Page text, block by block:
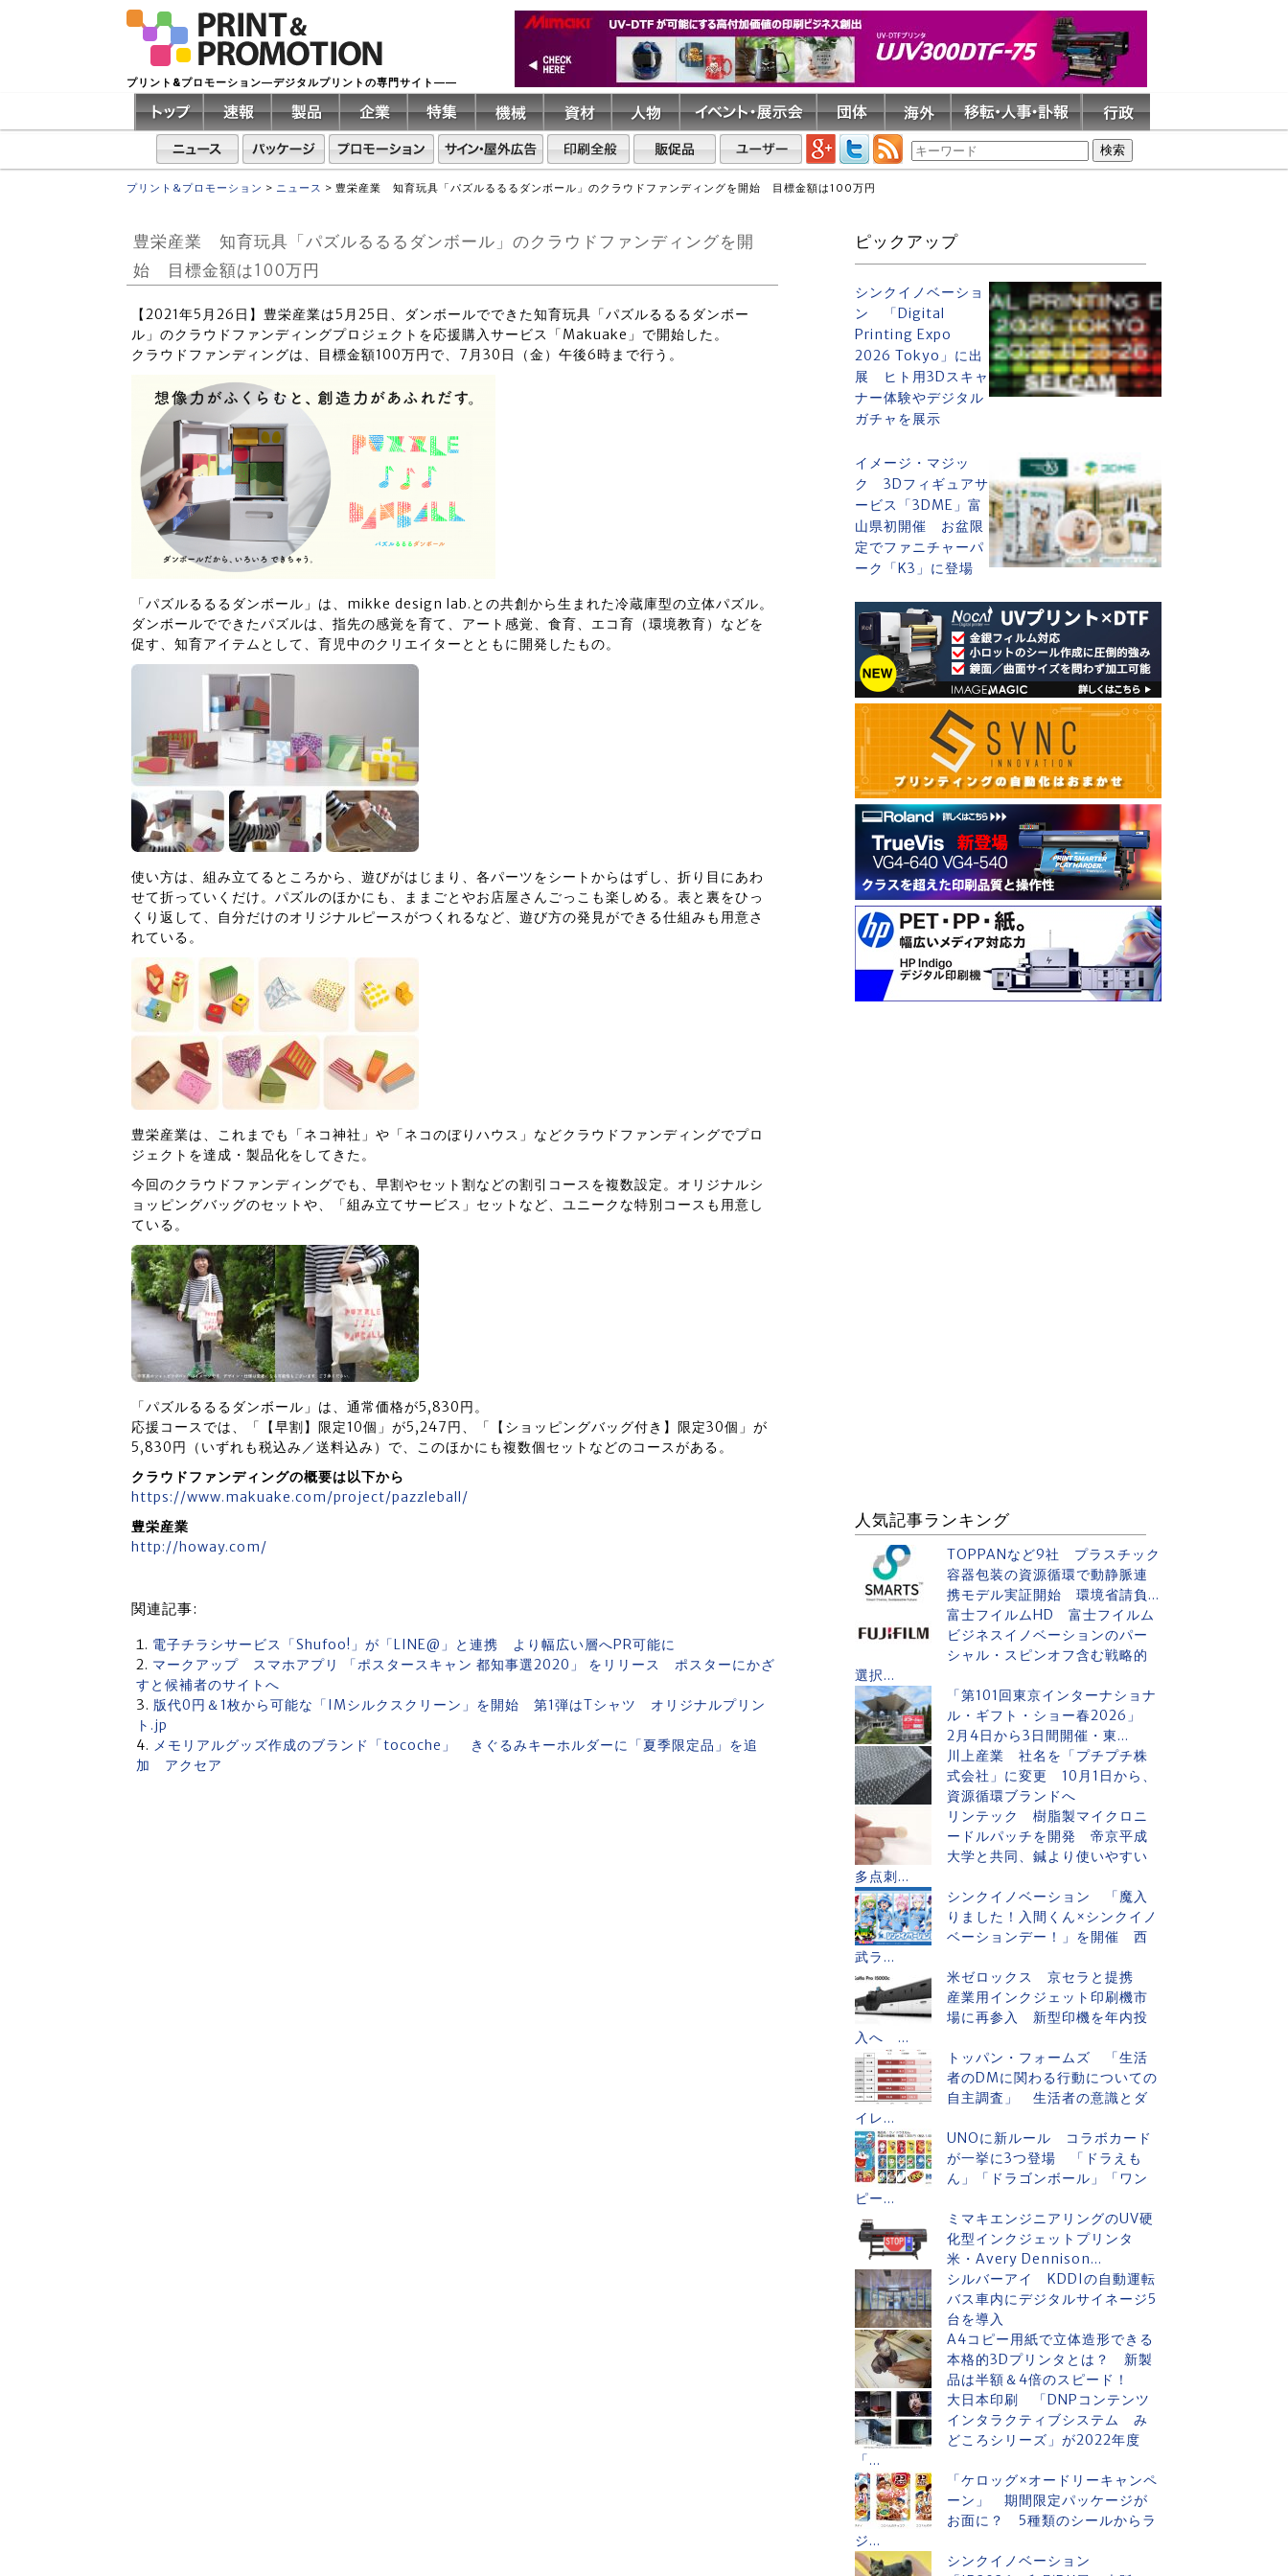
プリント&プロモーション―デジタルプリントの専門サイト――
プリント&プロモーション > ニュース > 豊栄産業 知育玩具「パズルるるるダンボール」のクラウドファンディングを開始 目標金額は100万円
豊栄産業 知育玩具「パズルるるるダンボール」のクラウドファンディングを開
始 目標金額は100万円
【2021年5月26日】豊栄産業は5月25日、ダンボールでできた知育玩具「パズルるるるダンボー
ル」のクラウドファンディングプロジェクトを応援購入サービス「Makuake」で開始した。
クラウドファンディングは、目標金額100万円で、7月30日（金）午後6時まで行う。
「パズルるるるダンボール」は、mikke design lab.との共創から生まれた冷蔵庫型の立体パズル。
ダンボールでできたパズルは、指先の感覚を育て、アート感覚、食育、エコ育（環境教育）などを
促す、知育アイテムとして、育児中のクリエイターとともに開発したもの。
使い方は、組み立てるところから、遊びがはじまり、各パーツをシートからはずし、折り目にあわ
せて折っていくだけ。パズルのほかにも、ままごとやお店屋さんごっこも楽しめる。表と裏をひっ
くり返して、自分だけのオリジナルピースがつくれるなど、遊び方の発見ができる仕組みも用意さ
れている。
豊栄産業は、これまでも「ネコ神社」や「ネコのぼりハウス」などクラウドファンディングでプロ
ジェクトを達成・製品化をしてきた。
今回のクラウドファンディングでも、早割やセット割などの割引コースを複数設定。オリジナルシ
ョッピングバッグのセットや、「組み立てサービス」セットなど、ユニークな特別コースも用意し
ている。
「パズルるるるダンボール」は、通常価格が5,830円。
応援コースでは、「【早割】限定10個」が5,247円、「【ショッピングバッグ付き】限定30個」が
5,830円（いずれも税込み／送料込み）で、このほかにも複数個セットなどのコースがある。
クラウドファンディングの概要は以下から
https://www.makuake.com/project/pazzleball/
豊栄産業
http://howay.com/
関連記事:
電子チラシサービス「Shufoo!」が「LINE@」と連携 より幅広い層へPR可能に
マークアップ スマホアプリ 「ポスタースキャン 都知事選2020」 をリリース ポスターにかざ
すと候補者のサイトへ
版代0円＆1枚から可能な「IMシルクスクリーン」を開始 第1弾はTシャツ オリジナルプリン
ト.jp
メモリアルグッズ作成のブランド「tocoche」 きぐるみキーホルダーに「夏季限定品」を追
加 アクセア
ピックアップ
シンクイノベーショ
ン 「Digital
Printing Expo
2026 Tokyo」に出
展 ヒト用3Dスキャ
ナー体験やデジタル
ガチャを展示
イメージ・マジッ
ク 3Dフィギュアサ
ービス「3DME」富
山県初開催 お盆限
定でファニチャーパ
ーク「K3」に登場
人気記事ランキング
TOPPANなど9社 プラスチック
容器包装の資源循環で動静脈連
携モデル実証開始 環境省請負...
富士フイルムHD 富士フイルム
ビジネスイノベーションのパー
シャル・スピンオフ含む戦略的
選択...
「第101回東京インターナショナ
ル・ギフト・ショー春2026」
2月4日から3日間開催・東...
川上産業 社名を「プチプチ株
式会社」に変更 10月1日から、
資源循環ブランドへ
リンテック 樹脂製マイクロニ
ードルパッチを開発 帝京平成
大学と共同、鍼より使いやすい
多点刺...
シンクイノベーション 「魔入
りました！入間くん×シンクイノ
ベーションデー！」を開催 西
武ラ...
米ゼロックス 京セラと提携
産業用インクジェット印刷機市
場に再参入 新型印機を年内投
入へ ...
トッパン・フォームズ 「生活
者のDMに関わる行動についての
自主調査」 生活者の意識とダ
イレ...
UNOに新ルール コラボカード
が一挙に3つ登場 「ドラえも
ん」「ドラゴンボール」「ワン
ピー...
ミマキエンジニアリングのUV硬
化型インクジェットプリンタ
米・Avery Dennison...
シルバーアイ KDDIの自動運転
バス車内にデジタルサイネージ5
台を導入
A4コピー用紙で立体造形できる
本格的3Dプリンタとは？ 新製
品は半額＆4倍のスピード！
大日本印刷 「DNPコンテンツ
インタラクティブシステム み
どころシリーズ」が2022年度
「...
「ケロッグ×オードリーキャンペ
ーン」 期間限定パッケージが
お面に？ 5種類のシールからラ
ジ...
シンクイノベーション